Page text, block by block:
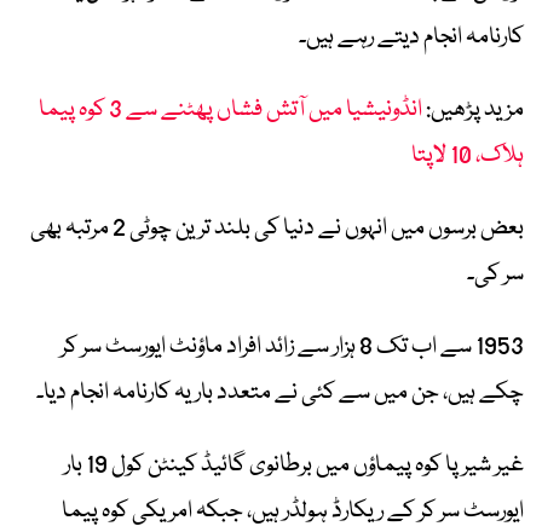
کارنامہ انجام دیتے رہے ہیں۔
مزید پڑھیں:
انڈونیشیا میں آتش فشاں پھٹنے سے 3 کوہ پیما
ہلاک، 10 لاپتا
بعض برسوں میں انہوں نے دنیا کی بلند ترین چوٹی 2 مرتبہ بھی
سر کی۔
1953 سے اب تک 8 ہزار سے زائد افراد ماؤنٹ ایورسٹ سر کر
چکے ہیں، جن میں سے کئی نے متعدد بار یہ کارنامہ انجام دیا۔
غیر شیرپا کوہ پیماؤں میں برطانوی گائیڈکینٹن کول
19 بار
ایورسٹ سر کر کے ریکارڈ ہولڈر ہیں، جبکہ امریکی کوہ پیما